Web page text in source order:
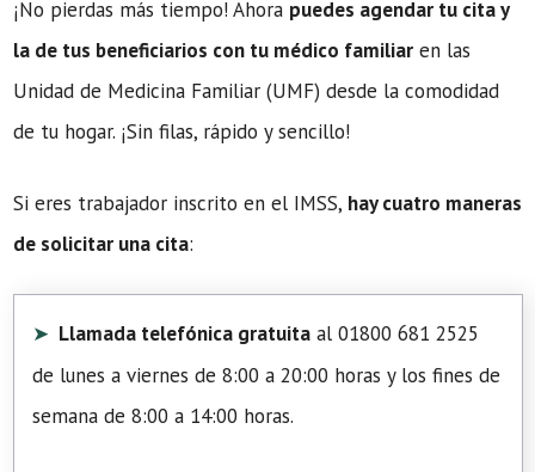
¡No pierdas más tiempo! Ahora puedes agendar tu cita y
la de tus beneficiarios con tu médico familiar en las
Unidad de Medicina Familiar (UMF) desde la comodidad
de tu hogar. ¡Sin filas, rápido y sencillo!
Si eres trabajador inscrito en el IMSS, hay cuatro maneras
de solicitar una cita:
Llamada telefónica gratuita al 01800 681 2525
de lunes a viernes de 8:00 a 20:00 horas y los fines de
semana de 8:00 a 14:00 horas.